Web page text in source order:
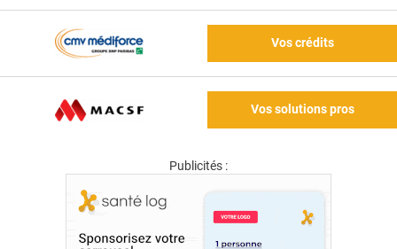
Vos crédits
Vos solutions pros
Publicités :